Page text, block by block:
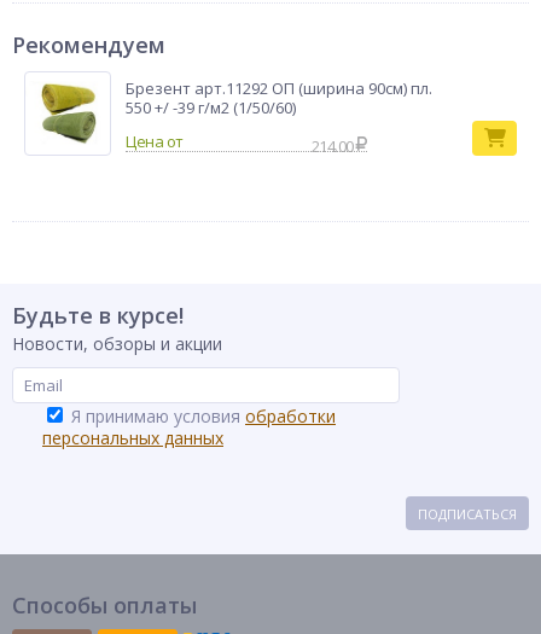
Рекомендуем
Брезент арт.11292 ОП (ширина 90см) пл.
550 +/ -39 г/м2 (1/50/60)
214.00
Будьте в курсе!
Новости, обзоры и акции
Я принимаю условия обработки
персональных данных
ПОДПИСАТЬСЯ
Способы оплаты